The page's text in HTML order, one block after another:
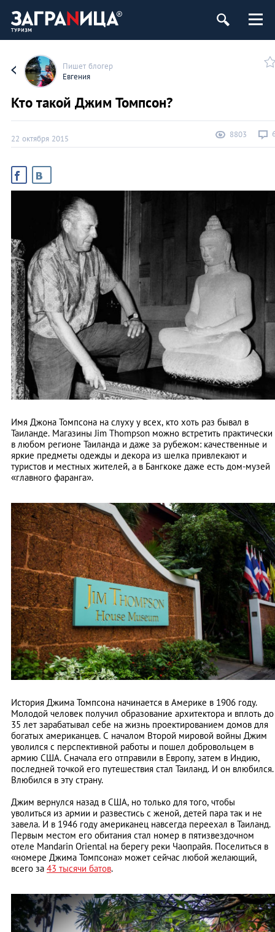
Пишет блогер
Евгения
Кто такой Джим Томпсон?
22 октября 2015 8803
Имя Джона Томпсона на слуху у всех, кто хоть раз бывал в
Таиланде. Магазины Jim Thompson можно встретить практически
в любом регионе Таиланда и даже за рубежом: качественные и
яркие предметы одежды и декора из шелка привлекают и
туристов и местных жителей, а в Бангкоке даже есть дом-музей
«главного фаранга».
История Джима Томпсона начинается в Америке в 1906 году.
Молодой человек получил образование архитектора и вплоть до
35 лет зарабатывал себе на жизнь проектированием домов для
богатых американцев. С началом Второй мировой войны Джим
уволился с перспективной работы и пошел добровольцем в
армию США. Сначала его отправили в Европу, затем в Индию,
последней точкой его путешествия стал Таиланд. И он влюбился.
Влюбился в эту страну.
Джим вернулся назад в США, но только для того, чтобы
уволиться из армии и развестись с женой, детей пара так и не
завела. И в 1946 году американец навсегда переехал в Таиланд.
Первым местом его обитания стал номер в пятизвездочном
отеле Mandarin Oriental на берегу реки Чаопрайя. Поселиться в
«номере Джима Томпсона» может сейчас любой желающий,
всего за 43 тысячи батов.